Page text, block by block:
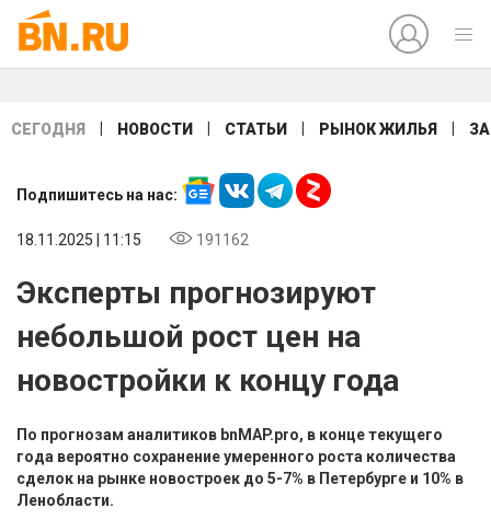
СЕГОДНЯ НОВОСТИ СТАТЬИ РЫНОК ЖИЛЬЯ
Подпишитесь на нас:
18.11.2025 | 11:15 191162
Эксперты прогнозируют
небольшой рост цен на
новостройки к концу года
По прогнозам аналитиков bnMAP.pro, в конце текущего
года вероятно сохранение умеренного роста количества
сделок на рынке новостроек до 5-7% в Петербурге и 10% в
Ленобласти.